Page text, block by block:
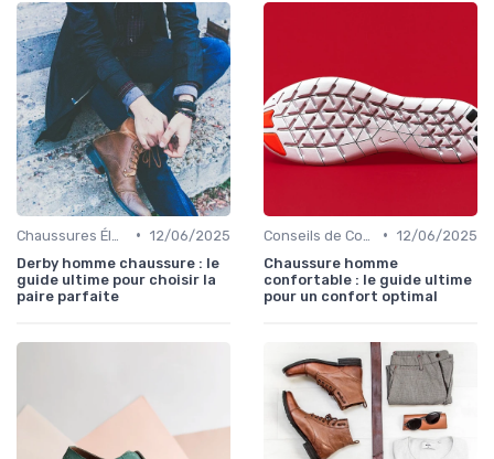
• 12/06/2025
Derby homme chaussure : le
guide ultime pour choisir la
paire parfaite
• 12/06/2025
Chaussure homme
confortable : le guide ultime
pour un confort optimal